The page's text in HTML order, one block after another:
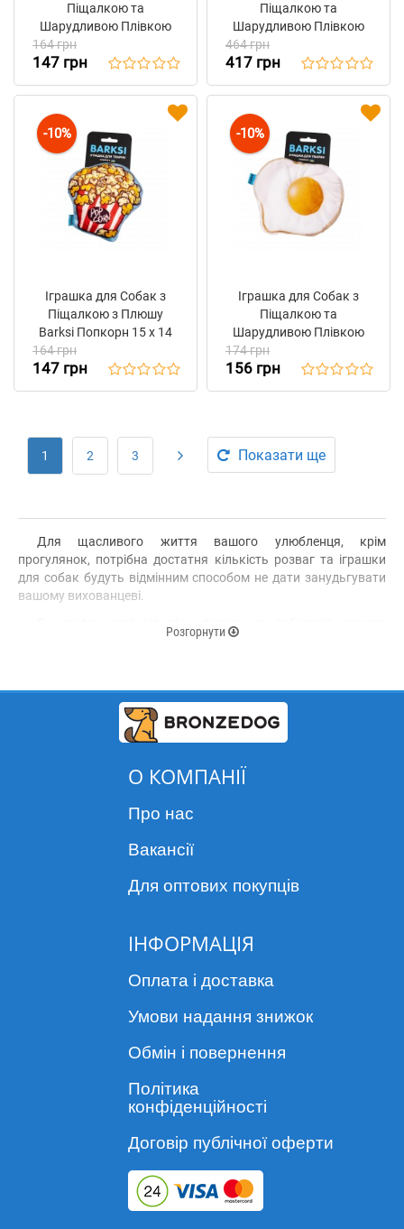
Піщалкою та
Шарудливою Плівкою
Barksi Піца 23 х 15 см
164 грн
147 грн
Піщалкою та
Шарудливою Плівкою
Barksi Крокодил
Зелений 35 х 15 см
464 грн
417 грн
-10%
Іграшка для Собак з
Піщалкою з Плюшу
Barksi Попкорн 15 х 14
164 грн
147 грн
-10%
Іграшка для Собак з
Піщалкою та
Шарудливою Плівкою
Barksi "Яєчня" 16 х 14 см
174 грн
156 грн
Показати ще
1 2 3
Для щасливого життя вашого улюбленця, крім
прогулянок, потрібна достатня кількість розваг та іграшки
для собак будуть відмінним способом не дати занудьгувати
вашому вихованцеві.
вихованця, іграшка для собаки - спеціальний аксесуар для
відмінним способом провести активно час відпочинку зі
своїм вихованцем, що корисно відбитися на рухової
активності тварини.
Безпека: іграшка повинна бути безпечною для
разгризанія не розколюється.
Привабливість: повинна привертати увагу собаки,
перевагою будуть звукові іграшки, які є в нашому
Обов'язково враховуйте характер і темперамент вашої
У нашому асортименті ви зможете купити іграшки для
собак різних видів і колекцій:
SMART: мотиваційних іграшки для собак,
наповнювачем всіх видів.
унікальним Пом'якшення еластичним ефектом.
GLOW: це свого роду іграшки для собак з пищалки,
Розгорнути
О КОМПАНІЇ
Про нас
Вакансії
Для оптових покупців
ІНФОРМАЦІЯ
Оплата і доставка
Умови надання знижок
Обмін і повернення
Політика
конфіденційності
Договір публічної оферти